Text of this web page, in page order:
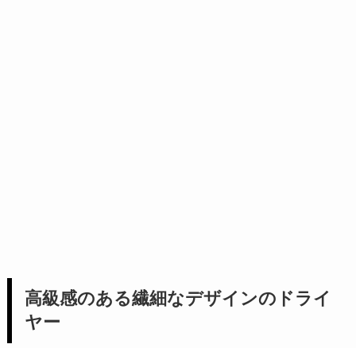
高級感のある繊細なデザインのドライ
ヤー